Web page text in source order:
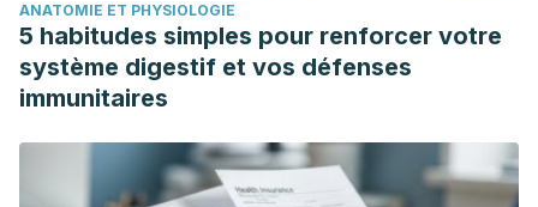
Revista de Investigación e Información en Salud, & Gómez,
M. (2015, abril 30). Propiedades medicinales del pomelo,
beneficios nutricionales y su aplicación en la estética.
http://www.revistasbolivianas.org.bo/scielo.php?
script=sci_arttext&pid=S2075-
ANATOMIE ET PHYSIOLOGIE
5 habitudes simples pour renforcer votre
système digestif et vos défenses
immunitaires